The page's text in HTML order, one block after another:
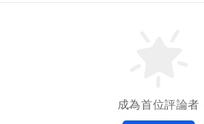
成為首位評論者